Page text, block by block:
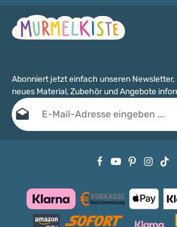
Abonniert jetzt einfach unseren
neues Material, Zubehör und Angebote
E-Mail-Adresse*
Datenschutzbestimmungenzur